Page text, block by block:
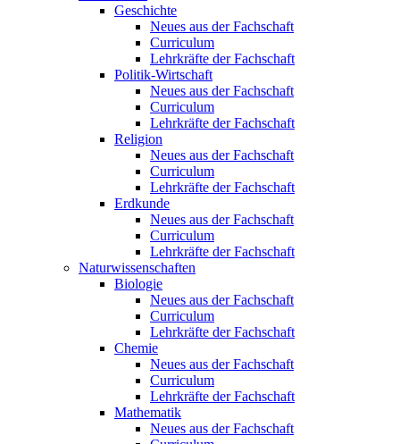
Geschichte
Neues aus der Fachschaft
Curriculum
Lehrkräfte der Fachschaft
Politik-Wirtschaft
Neues aus der Fachschaft
Curriculum
Lehrkräfte der Fachschaft
Religion
Neues aus der Fachschaft
Curriculum
Lehrkräfte der Fachschaft
Erdkunde
Neues aus der Fachschaft
Curriculum
Lehrkräfte der Fachschaft
Naturwissenschaften
Biologie
Neues aus der Fachschaft
Curriculum
Lehrkräfte der Fachschaft
Chemie
Neues aus der Fachschaft
Curriculum
Lehrkräfte der Fachschaft
Mathematik
Neues aus der Fachschaft